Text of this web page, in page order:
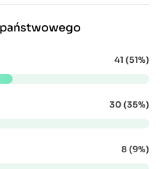
41 (51%)
30 (35%)
8 (9%)